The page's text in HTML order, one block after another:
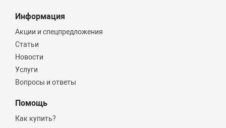
Информация
Акции и спецпредложения
Статьи
Новости
Услуги
Вопросы и ответы
Помощь
Как купить?